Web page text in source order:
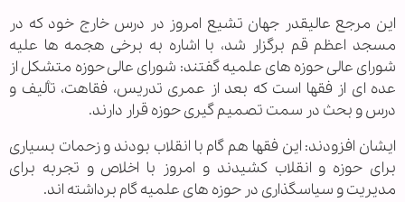
این مرجع عالیقدر جهان تشیع امروز در درس خارج خود که در
مسجد اعظم قم برگزار شد، با اشاره به برخی هجمه ها علیه
شورای عالی حوزه های علمیه گفتند: شورای عالی حوزه متشکل از
عده ای از فقها است که بعد از عمری تدریس، فقاهت، تألیف و
درس و بحث در سمت تصمیم گیری حوزه قرار دارند.
ایشان افزودند: این فقها هم گام با انقلاب بودند و زحمات بسیاری
برای حوزه و انقلاب کشیدند و امروز با اخلاص و تجربه برای
مدیریت و سیاسگذاری در حوزه های علمیه گام برداشته اند.